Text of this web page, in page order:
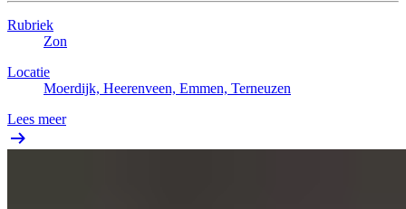
Rubriek
Zon
Locatie
Moerdijk, Heerenveen, Emmen, Terneuzen
Lees meer